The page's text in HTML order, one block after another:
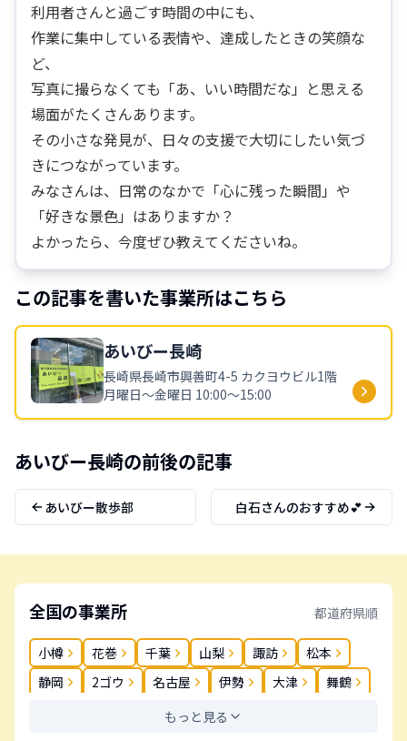
利用者さんと過ごす時間の中にも、
作業に集中している表情や、達成したときの笑顔な
ど、
写真に撮らなくても「あ、いい時間だな」と思える
場面がたくさんあります。
その小さな発見が、日々の支援で大切にしたい気づ
きにつながっています。
みなさんは、日常のなかで「心に残った瞬間」や
「好きな景色」はありますか？
よかったら、今度ぜひ教えてくださいね。
この記事を書いた事業所はこちら
あいびー長崎
長崎県長崎市興善町4-5 カクヨウビル1階
月曜日～金曜日 10:00～15:00
あいびー長崎の前後の記事
あいびー散歩部 白石さんのおすすめ💕
全国の事業所 都道府県順
小樽 花巻 千葉 山梨 諏訪
松本
静岡
2ゴウ 名古屋 伊勢 大津
舞鶴
松茂 高松
もっと見る